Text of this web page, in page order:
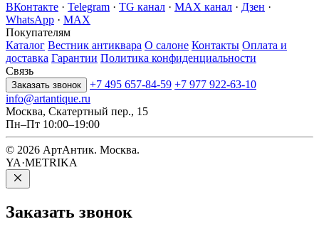
ВКонтакте · Telegram · TG канал · MAX канал · Дзен ·
WhatsApp · MAX
Покупателям
Каталог Вестник антиквара О салоне Контакты Оплата и
доставка Гарантии Политика конфиденциальности
Связь
Заказать звонок +7 495 657-84-59 +7 977 922-63-10
info@artantique.ru
Москва, Скатертный пер., 15
Пн–Пт 10:00–19:00
© 2026 АртАнтик. Москва.
YA·METRIKA
Заказать звонок